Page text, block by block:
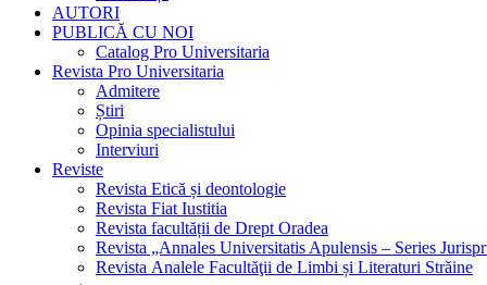
AUTORI
PUBLICĂ CU NOI
Catalog Pro Universitaria
Revista Pro Universitaria
Admitere
Știri
Opinia specialistului
Interviuri
Reviste
Revista Etică și deontologie
Revista Fiat Iustitia
Revista facultății de Drept Oradea
Revista „Annales Universitatis Apulensis – Series
Revista Analele Facultăţii de Limbi și Literaturi Străine